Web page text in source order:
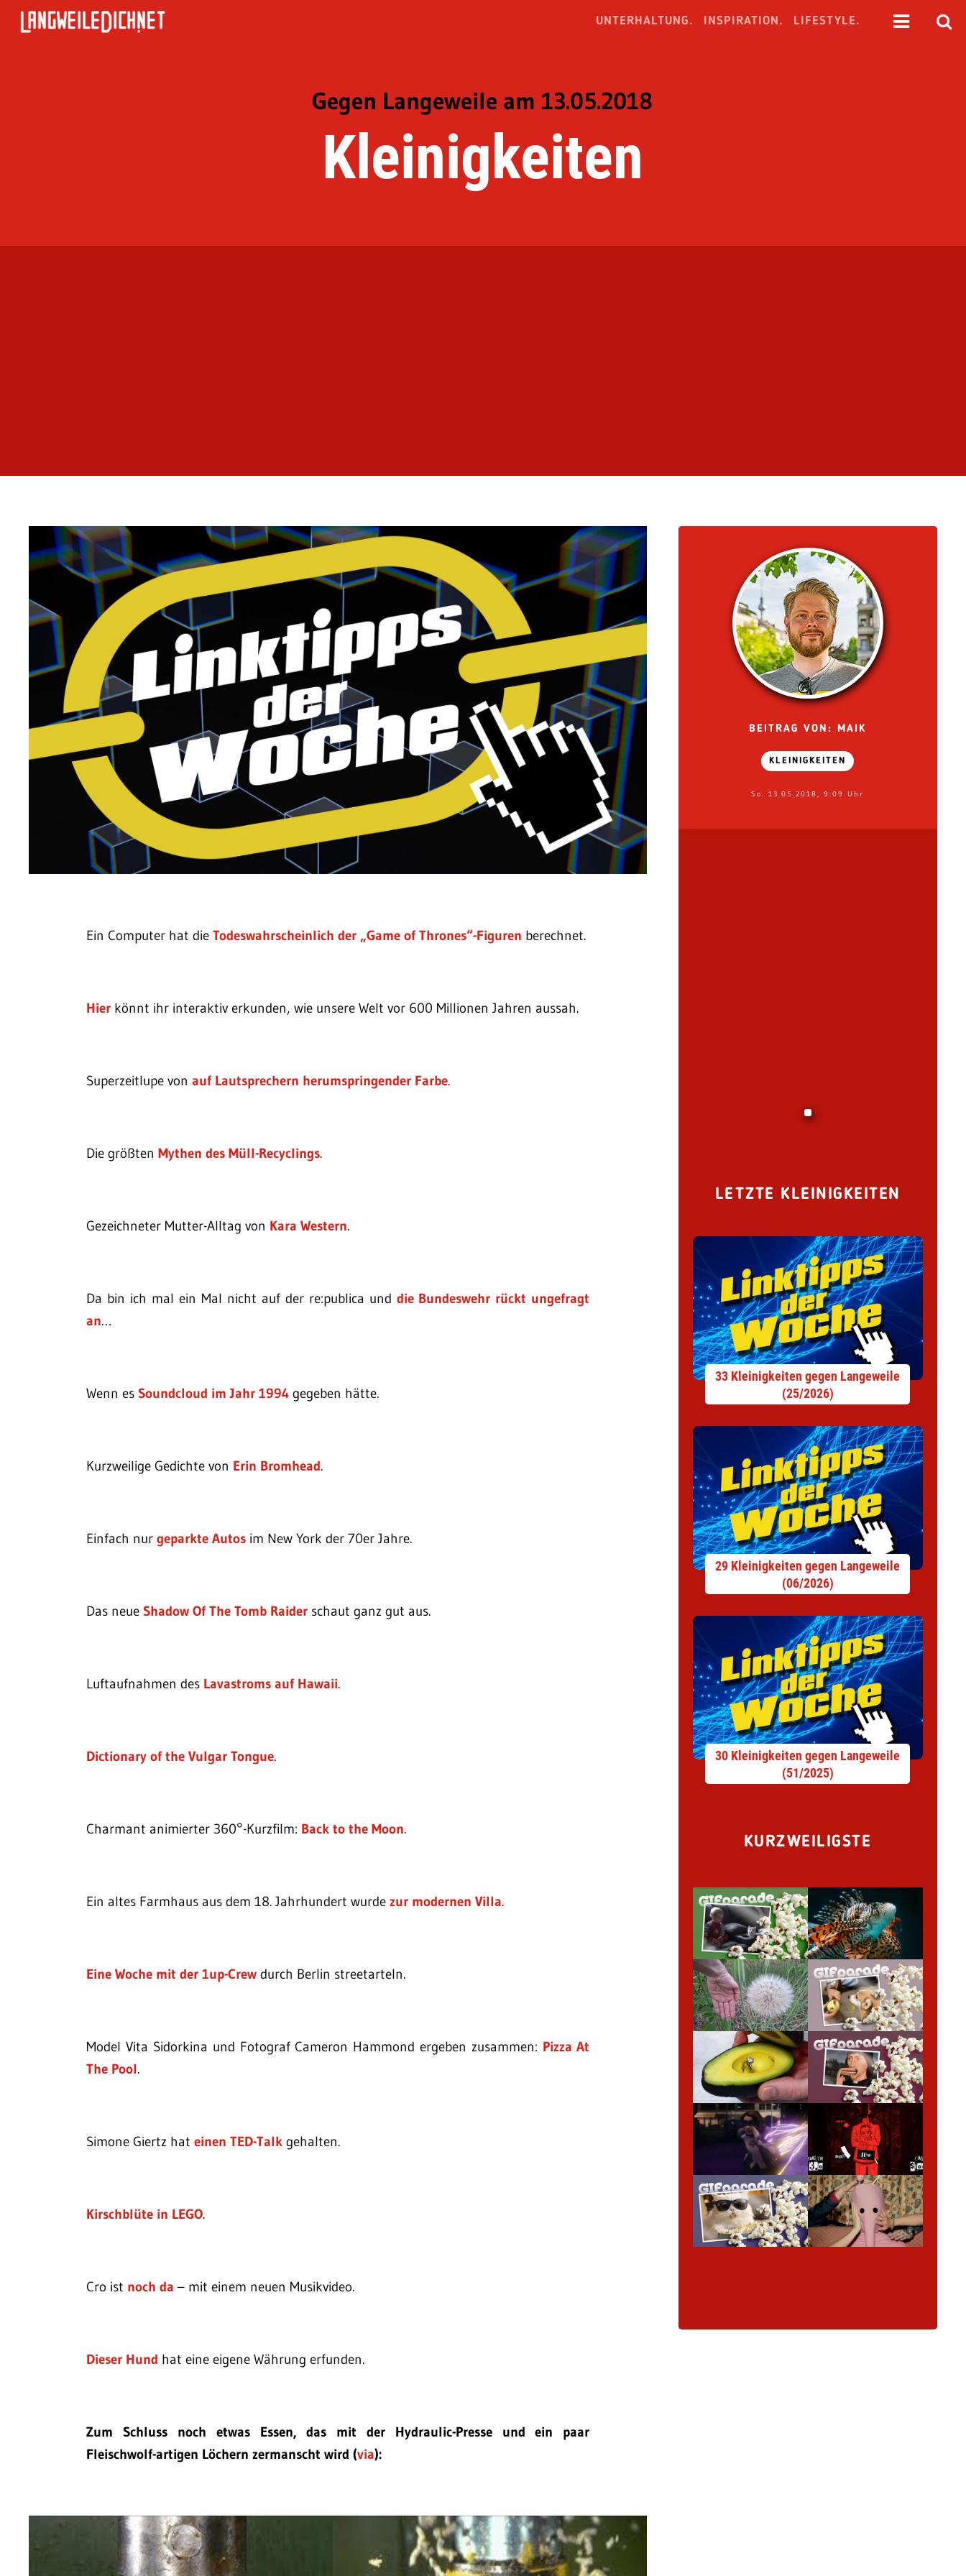
UNTERHALTUNG. INSPIRATION. LIFESTYLE.
Gegen Langeweile am 13.05.2018
Kleinigkeiten
Ein Computer hat dieTodeswahrscheinlich der „Game of Thrones“-Figuren berechnet.
Hier könnt ihr interaktiv erkunden, wie unsere Welt vor 600 Millionen Jahren aussah.
Superzeitlupe vonauf Lautsprechern herumspringender Farbe.
Die größtenMythen des Müll-Recyclings.
Gezeichneter Mutter-Alltag von Kara Western.
Da bin ich mal ein Mal nicht auf der re:publica und die Bundeswehr rückt ungefragt
an…
Wenn esSoundcloud im Jahr 1994 gegeben hätte.
Kurzweilige Gedichte von Erin Bromhead.
Einfach nurgeparkte Autos im New York der 70er Jahre.
Das neueShadow Of The Tomb Raider schaut ganz gut aus.
Luftaufnahmen des Lavastroms auf Hawaii.
Dictionary of the Vulgar Tongue.
Charmant animierter 360°-Kurzfilm: Back to the Moon.
Ein altes Farmhaus aus dem 18. Jahrhundert wurdezur modernen Villa.
Eine Woche mit der 1up-Crew durch Berlin streetarteln.
Model Vita Sidorkina und Fotograf Cameron Hammond ergeben zusammen: Pizza At
The Pool.
Simone Giertz hateinen TED-Talk gehalten.
Kirschblüte in LEGO.
Cro ist noch da – mit einem neuen Musikvideo.
Dieser Hund hat eine eigene Währung erfunden.
Zum Schluss noch etwas Essen, das mit der Hydraulic-Presse und ein paar
Fleischwolf-artigen Löchern zermanscht wird (via):
BEITRAG VON: MAIK
KLEINIGKEITEN
So. 13.05.2018, 9:09 Uhr
LETZTE KLEINIGKEITEN
33 Kleinigkeiten gegen Langeweile
(25/2026)
29 Kleinigkeiten gegen Langeweile
(06/2026)
30 Kleinigkeiten gegen Langeweile
(51/2025)
KURZWEILIGSTE